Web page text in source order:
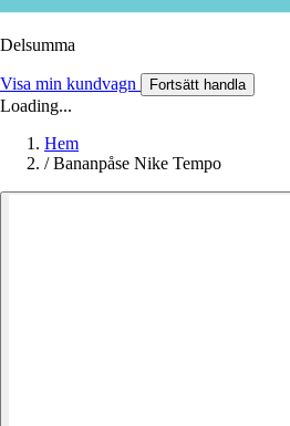
Delsumma
Visa min kundvagn Fortsätt handla
Loading...
Hem
/ Bananpåse Nike Tempo